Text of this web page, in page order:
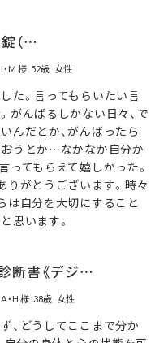
（…
I・M 様 52歳 女性
た。言ってもらいたい言
がんばるしかない日々、で
んだとか、がんばったら
うとか…なかなか自分か
ってもらえて嬉しかった。
りがとうございます。時々
は自分を大切にすること
思います。
断書《デジ…
A・H 様 38歳 女性
、どうしてここまで分か